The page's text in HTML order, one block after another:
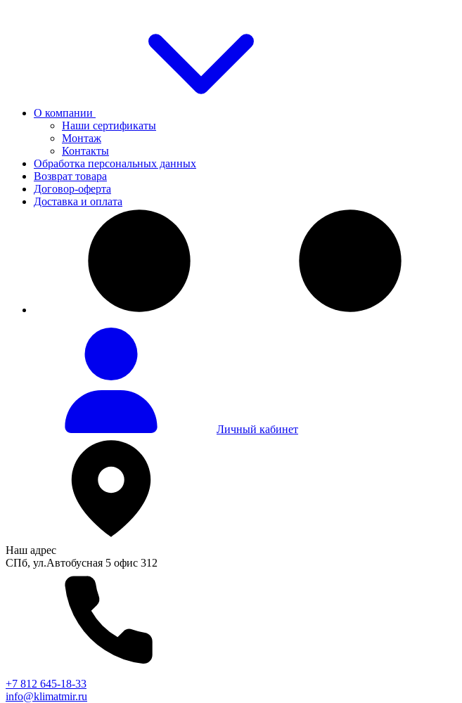
О компании
Наши сертификаты
Монтаж
Контакты
Обработка персональных данных
Возврат товара
Договор-оферта
Доставка и оплата
Личный кабинет
Наш адрес
СПб, ул.Автобусная 5 офис 312
+7 812 645-18-33
info@klimatmir.ru